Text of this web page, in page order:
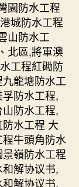
園防水工程
城防水工程
山防水工
北區,將軍澳
工程紅磡防
龍塘防水工
防水工程,
防水工程,
水工程 大
牛頭角防水
嶺防水工程
解协议书,
解协议书,